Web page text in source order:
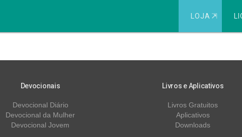
LOJA ⇱
Devocionais
Devocional Diário
Devocional da Mulher
Devocional Jovem
Livros e Aplicativos
Livros Gratuitos
Aplicativos
Downloads